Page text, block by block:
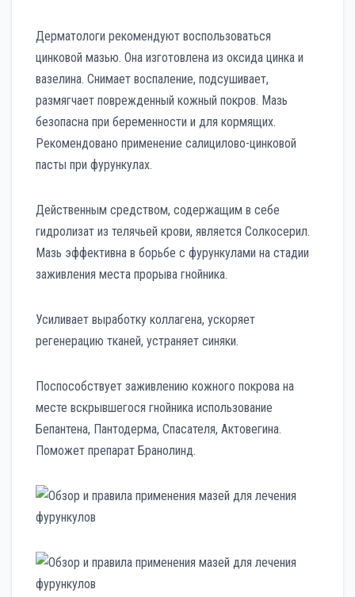
Дерматологи рекомендуют воспользоваться
цинковой мазью. Она изготовлена из оксида цинка и
вазелина. Снимает воспаление, подсушивает,
размягчает поврежденный кожный покров. Мазь
безопасна при беременности и для кормящих.
Рекомендовано применение салицилово-цинковой
пасты при фурункулах.
Действенным средством, содержащим в себе
гидролизат из телячьей крови, является Солкосерил.
Мазь эффективна в борьбе с фурункулами на стадии
заживления места прорыва гнойника.
Усиливает выработку коллагена, ускоряет
регенерацию тканей, устраняет синяки.
Поспособствует заживлению кожного покрова на
месте вскрывшегося гнойника использование
Бепантена, Пантодерма, Спасателя, Актовегина.
Поможет препарат Бранолинд.